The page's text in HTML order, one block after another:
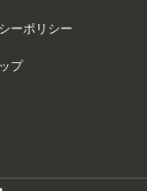
ーポリシー
プ